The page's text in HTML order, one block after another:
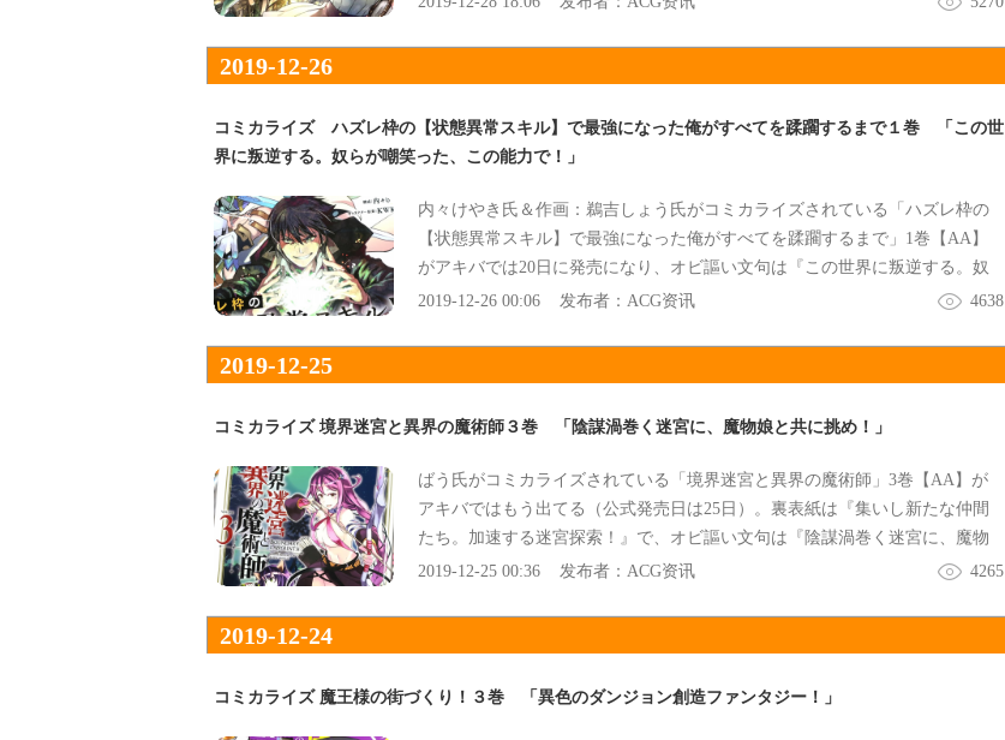
2019-12-26
コミカライズ ハズレ枠の【状態異常スキル】で最強になった俺がすべてを蹂躙するまで１巻 「この世
界に叛逆する。奴らが嘲笑った、この能力で！」
内々けやき氏＆作画：鵜吉しょう氏がコミカライズされている「ハズレ枠の
【状態異常スキル】で最強になった俺がすべてを蹂躙するまで」1巻【AA】
がアキバでは20日に発売になり、オビ謳い文句は『この世界に叛逆する。奴
らが嘲笑った、この能力で！』になってた。
2019-12-26 00:06 发布者： ACG资讯 4638
2019-12-25
コミカライズ 境界迷宮と異界の魔術師３巻 「陰謀渦巻く迷宮に、魔物娘と共に挑め！」
ばう氏がコミカライズされている「境界迷宮と異界の魔術師」3巻【AA】が
アキバではもう出てる（公式発売日は25日）。裏表紙は『集いし新たな仲間
たち。加速する迷宮探索！』で、オビ謳い文句は『陰謀渦巻く迷宮に、魔物
娘と共に挑め！』になってた。
2019-12-25 00:36 发布者： ACG资讯 4265
2019-12-24
コミカライズ 魔王様の街づくり！３巻 「異色のダンジョン創造ファンタジー！」